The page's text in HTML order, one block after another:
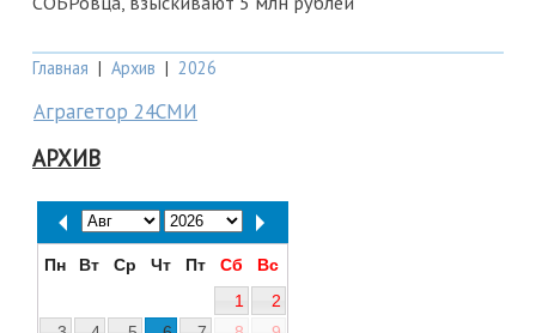
Главная | Архив | 2026
Аграгетор 24СМИ
АРХИВ
Пн Вт Ср Чт Пт Сб
Вс
1
2